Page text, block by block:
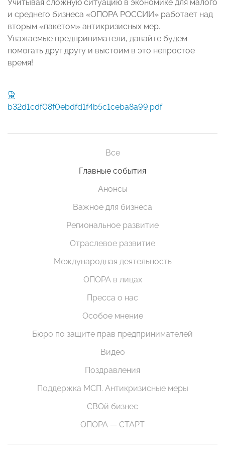
Учитывая сложную ситуацию в экономике для малого
и среднего бизнеса «ОПОРА РОССИИ» работает над
вторым «пакетом» антикризисных мер.
Уважаемые предприниматели, давайте будем
помогать друг другу и выстоим в это непростое
время!
b32d1cdf08f0ebdfd1f4b5c1ceba8a99.pdf
Все
Главные события
Анонсы
Важное для бизнеса
Региональное развитие
Отраслевое развитие
Международная деятельность
ОПОРА в лицах
Пресса о нас
Особое мнение
Бюро по защите прав предпринимателей
Видео
Поздравления
Поддержка МСП. Антикризисные меры
СВОй бизнес
ОПОРА — СТАРТ